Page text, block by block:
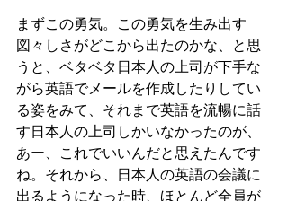
まずこの勇気。この勇気を生み出す
図々しさがどこから出たのかな、と思
うと、ベタベタ日本人の上司が下手な
がら英語でメールを作成したりしてい
る姿をみて、それまで英語を流暢に話
す日本人の上司しかいなかったのが、
あー、これでいいんだと思えたんです
ね。それから、日本人の英語の会議に
出るようになった時、ほとんど全員が